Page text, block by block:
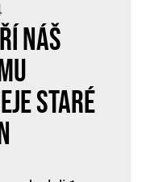
náš
staré